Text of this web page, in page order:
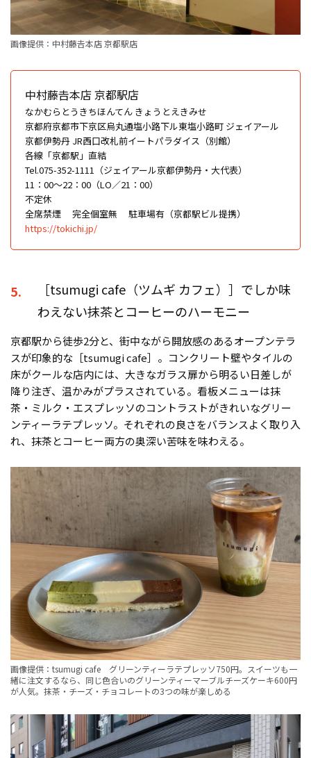
画像提供：中村藤𠮷本店 京都駅店
中村藤𠮷本店 京都駅店
なかむらとうきちほんてん きょうとえきみせ
京都府京都市下京区烏丸通塩小路下ル東塩小路町 ジェイアール
京都伊勢丹 JR西口改札前イートパラダイス（別館）
各線「京都駅」直結
Tel.075-352-1111（ジェイアール京都伊勢丹・大代表）
11：00〜22：00（LO／21：00）
不定休
全席禁煙
完全個室無
駐車場有（京都駅ビル提携）
https://tokichi.jp/
5.
［tsumugi cafe（ツムギ カフェ）］でしか味
わえない抹茶とコーヒーのハーモニー
京都駅から徒歩2分と、街中ながら開放感のあるオープンテラ
スが印象的な［tsumugi cafe］。コンクリート壁やタイルの
床がクールな店内には、大きなガラス扉から明るい日差しが
降り注ぎ、温かみがプラスされている。看板メニューは抹
茶・ミルク・エスプレッソのコントラストがきれいなグリー
ンティーラテプレッソ。それぞれの良さをバランスよく取り入
れ、抹茶とコーヒー両方の奥深い苦味を味わえる。
画像提供：tsumugi cafe グリーンティーラテプレッソ750円。スイーツも一
緒に注文するなら、同じ色合いのグリーンティーマーブルチーズケーキ600円
が人気。抹茶・チーズ・チョコレートの3つの味が楽しめる